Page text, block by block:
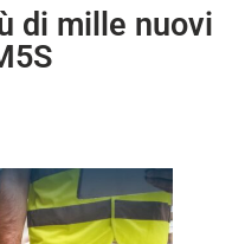
di mille nuovi